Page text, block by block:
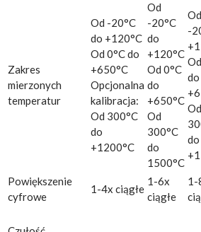
Zakres
mierzonych
temperatur
Od -20°C
do +120°C
Od 0°C do
+650°C
Opcjonalna
kalibracja:
Od 300°C
do
+1200°C
Od
-20°C
do
+120°C
Od 0°C
do
+650°C
Od
300°C
do
1500°C
Od
-
do
Od
do
Powiększenie
cyfrowe
1-4x ciągłe
1-6x
ciągłe
1-